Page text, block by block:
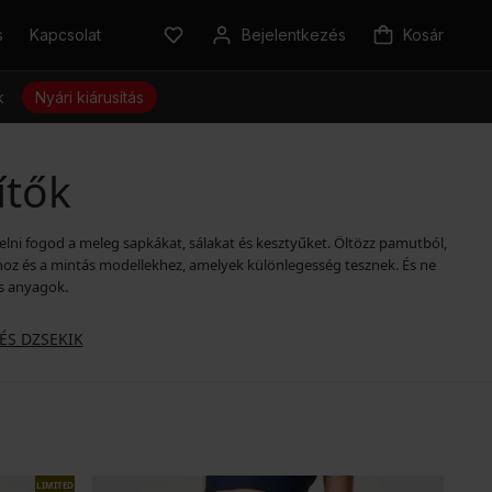
Kapcsolat Bejelentkezés Kosár
Nyári kiárusítás
fogod a meleg sapkákat, sálakat és kesztyűket. Öltözz pamutból,
és a mintás modellekhez, amelyek különlegesség tesznek. És ne
anyagok.
DZSEKIK
LIMITED